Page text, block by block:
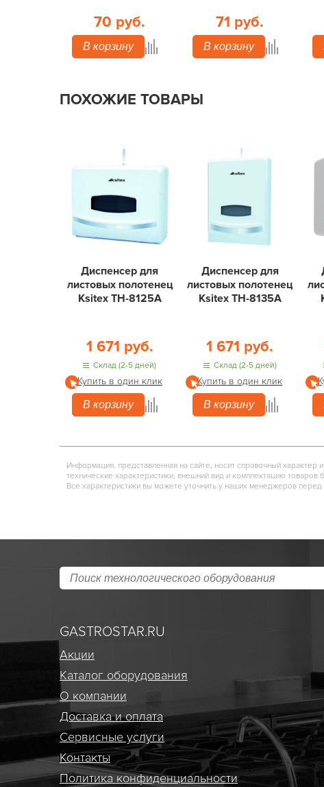
70 руб.
В корзину
71 руб.
В корзину
ПОХОЖИЕ ТОВАРЫ
Диспенсер для
листовых полотенец
Ksitex ТН-8125А
1 671 руб.
Склад (2-5 дней)
Купить в один клик
В корзину
Диспенсер для
листовых полотенец
Ksitex ТН-8135А
1 671 руб.
Склад (2-5 дней)
Купить в один клик
В корзину
Информация, представленная на сайте, носит справочный
технические характеристики, внешний вид и комплектацию товаров
Все характеристики вы можете уточнить у наших менеджеров
GASTROSTAR.RU
Акции
Каталог оборудования
О компании
Доставка и оплата
Сервисные услуги
Контакты
Политика конфиденциальности